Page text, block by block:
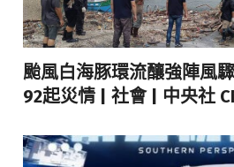
颱風白海豚環流釀強陣風
92起災情 | 社會 | 中央社